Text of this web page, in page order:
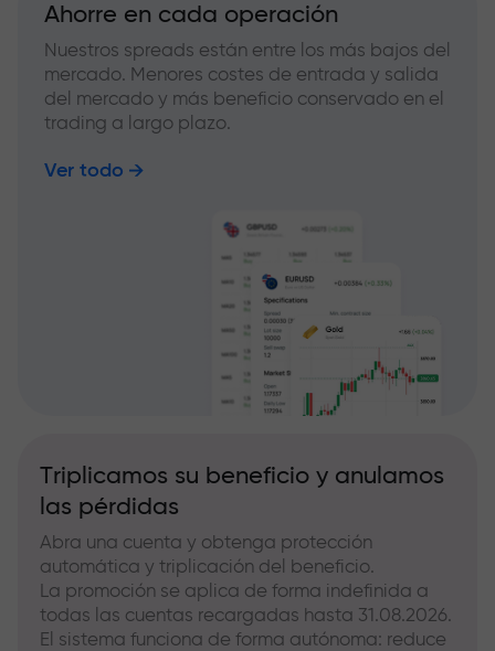
Ahorre en cada operación
Nuestros spreads están entre los más bajos del
mercado. Menores costes de entrada y salida
del mercado y más beneficio conservado en el
trading a largo plazo.
Ver todo
Triplicamos su beneficio y anulamos
las pérdidas
Abra una cuenta y obtenga protección
automática y triplicación del beneficio.
La promoción se aplica de forma indefinida a
todas las cuentas recargadas hasta 31.08.2026.
El sistema funciona de forma autónoma: reduce